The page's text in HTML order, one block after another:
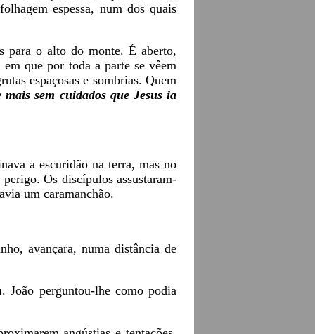
espessa, num dos quais
para o alto do monte. É aberto,
que por toda a parte se vêem
espaçosas e sombrias. Quem
sem cuidados que Jesus ia
a escuridão na terra, mas no
Os discípulos assustaram-
um caramanchão.
avançara, numa distância de
. João perguntou-lhe como podia